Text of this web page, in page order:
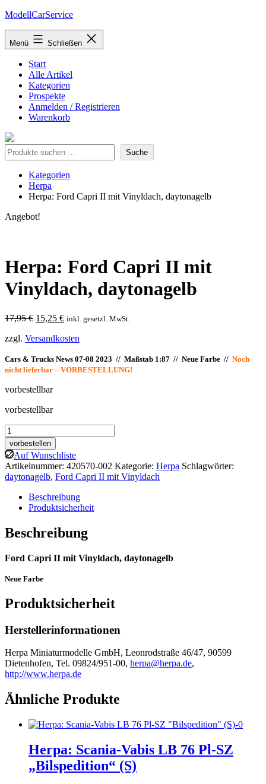
Zum
springen
ModellCarService
Menü Schließen
Start
Alle Artikel
Kategorien
Prospekte
Anmelden / Registrieren
Warenkorb
Suche Suche
Kategorien
Herpa
Herpa: Ford Capri II mit Vinyldach, daytonagelb
Angebot!
Herpa: Ford Capri II mit
Vinyldach, daytonagelb
17,95€ Ursprünglicher
war:
15,25 €Aktueller
ist:
inkl. gesetzl. MwSt.
zzgl. Versandkosten
Cars & Trucks News 07-08 2023 // Maßstab 1:87 // Neue Farbe // Noch
nicht lieferbar – VORBESTELLUNG!
vorbestellbar
vorbestellbar
Herpa:
Ford
Capri
II
mit
Vinyldach,
daytonagelb
Menge
vorbestellen
Auf Wunschliste
Artikelnummer: 420570-002 Kategorie: Herpa Schlagwörter:
daytonagelb, Ford Capri II mit Vinyldach
Beschreibung
Produktsicherheit
Beschreibung
Ford Capri II mit Vinyldach, daytonagelb
Neue Farbe
Produktsicherheit
Herstellerinformationen
Herpa Miniaturmodelle GmbH, Leonrodstraße 46/47, 90599
Dietenhofen, Tel. 09824/951-00, herpa@herpa.de,
http://www.herpa.de
Ähnliche Produkte
Herpa: Scania-Vabis LB 76 Pl-SZ
„Bilspedition“ (S)